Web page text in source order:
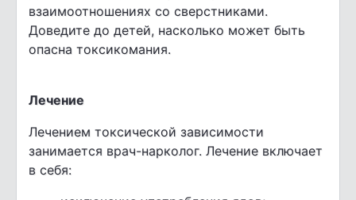
взаимоотношениях со сверстниками.
Доведите до детей, насколько может быть
опасна токсикомания.
Лечение
Лечением токсической зависимости
занимается врач-нарколог. Лечение включает
в себя: